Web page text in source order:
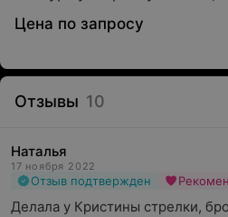
Цена по запросу
Отзывы 10
Наталья
17 ноября 2022
Отзыв подтвержден
Делала у Кристины стрелки,